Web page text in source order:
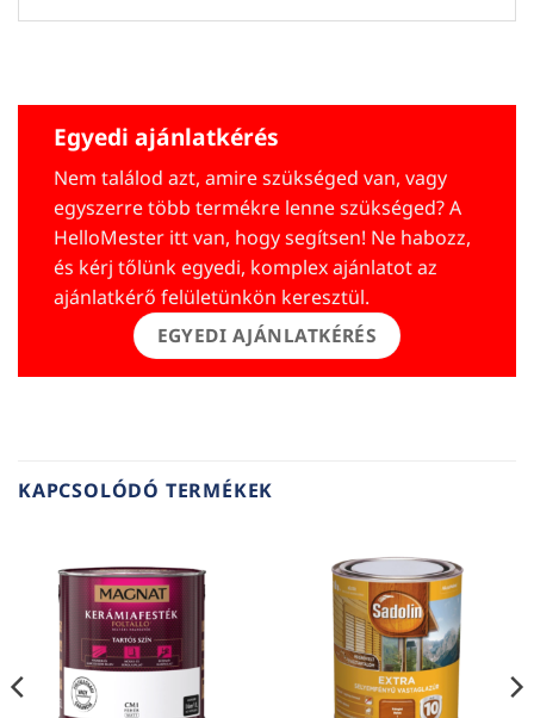
Egyedi ajánlatkérés
Nem találod azt, amire szükséged van, vagy
egyszerre több termékre lenne szükséged? A
HelloMester itt van, hogy segítsen! Ne habozz,
és kérj tőlünk egyedi, komplex ajánlatot az
ajánlatkérő felületünkön keresztül.
EGYEDI AJÁNLATKÉRÉS
KAPCSOLÓDÓ TERMÉKEK